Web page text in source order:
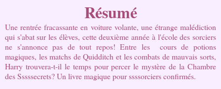
Résumé
Une rentrée fracassante en voiture volante, une étrange malédiction
qui s'abat sur les élèves, cette deuxième année à l'école des sorciers
ne s'annonce pas de tout repos! Entre les cours de potions
magiques, les matchs de Quidditch et les combats de mauvais sorts,
Harry trouvera-t-il le temps pour percer le mystère de la Chambre
des Sssssecrets? Un livre magique pour ssssorciers confirmés.